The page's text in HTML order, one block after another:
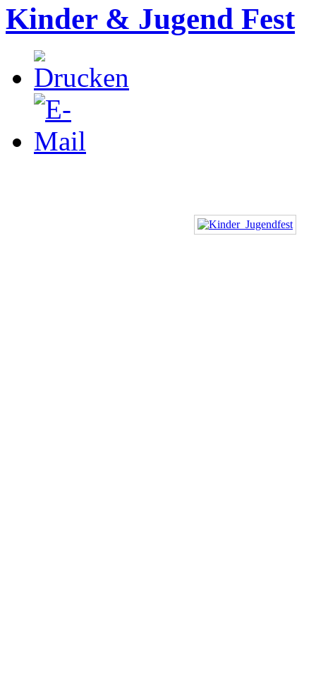
Kinder & Jugend Fest